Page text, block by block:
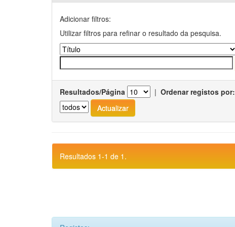
Adicionar filtros:
Utilizar filtros para refinar o resultado da pesquisa.
Resultados/Página | Ordenar registos por:
Resultados 1-1 de 1.